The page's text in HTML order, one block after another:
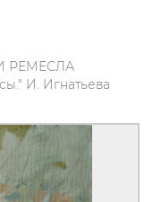
РЕМЕСЛА
И. Игнатьева